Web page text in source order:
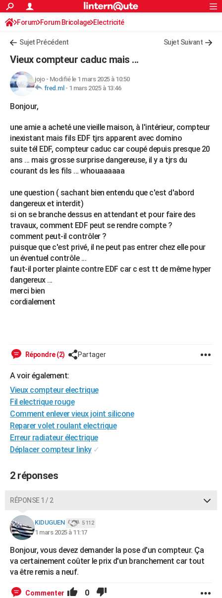
ACTUALITÉS
Politique
Société
Faits Divers
Education
Monde
Villes
+
FINANCE
Retraite
Impôts
Epargne
Immobilier
Risques naturels par ville
Banque
Assurance
Crédit
AUTO
Essais
Réserver un essai
Citadines
Berlines
SUV
Forum auto
+HIGH-TECH
Mobiles
Meilleur smartphone
Internet
Ordinateurs
Jeux vidéo
Guide high-tech
+
Forum
Aménagement intérieur
Extérieur
Cuisine
Salle de bains
Jardinage
Rangement
WEEK-END
Guides de France
Escapades
Patrimoine
Expositions
Musées
Week-end nature
+LIFESTYLE
Art de vivre
Bien-être
Loisirs
Mode
Modes de vie
SANTE
Alimentation
Guide de la santé
Maladies
Médicaments
Sommeil
VOYAGE
Destinations
Voyage nature
Voyage de noces
PHOTO
GUIDES D'ACHAT
BONS PLANS
CARTE DE VOEUX
COPAINS D'AVANT
S'inscrire
Se connecter
Lycées
Collèges
Primaires
Universités
Entreprises
Service militaire
Avis de recherche
AVIS DE DÉCÈS
FORUM
Bricolage
Lifestyle
Culture
Sport
Auto
Television
Voyage
Cinema
S'inscrire
Connexion
Forum Forum Bricolage Electricité
Sujet Précédent Sujet Suivant
Vieux compteur caduc mais ...
jojo- Modifié le 1 mars 2025 à 10:50
fred.ml - 1 mars 2025 à 13:46
Bonjour,
une amie a acheté une vieille maison, à l'intérieur, compteur
inexistant mais fils EDF tjrs apparent avec domino
suite tél EDF, compteur caduc car coupé depuis presque 20
ans ... mais grosse surprise dangereuse, il y a tjrs du
courant ds les fils ... whouaaaaaa
une question ( sachant bien entendu que c'est d'abord
dangereux et interdit)
si on se branche dessus en attendant et pour faire des
travaux, comment EDF peut se rendre compte ?
comment peut-il contrôler ?
puisque que c'est privé, il ne peut pas entrer chez elle pour
un éventuel contrôle ...
faut-il porter plainte contre EDF car c est tt de même hyper
dangereux ...
merci bien
cordialement
Répondre (2) Partager
A voir également:
Vieux compteur electrique
Fil electrique rouge
Comment enlever vieux joint silicone
Reparer volet roulant electrique
Erreur radiateur électrique
Déplacer compteur linky ✓
2 réponses
RÉPONSE 1 / 2
KIDUGUEN 5 112
1 mars 2025 à 11:17
Bonjour, vous devez demander la pose d'un compteur. Ça
va certainement coûter le prix d'un branchement car tout
va être remis a neuf.
Commenter 0